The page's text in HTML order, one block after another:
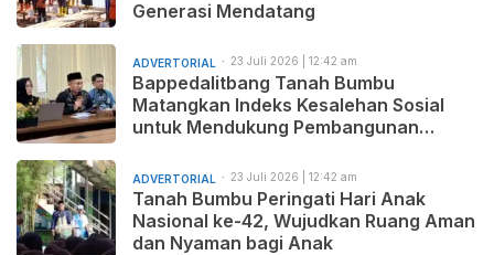
Generasi Mendatang
ADVERTORIAL 23 Juli 2026 | 12:42 am
Bappedalitbang Tanah Bumbu
Matangkan Indeks Kesalehan Sosial
untuk Mendukung Pembangunan
Beradab
ADVERTORIAL 23 Juli 2026 | 12:42 am
Tanah Bumbu Peringati Hari Anak
Nasional ke-42, Wujudkan Ruang Aman
dan Nyaman bagi Anak